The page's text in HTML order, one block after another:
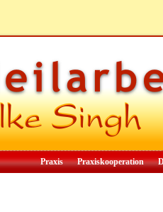
Praxis Praxiskooperation